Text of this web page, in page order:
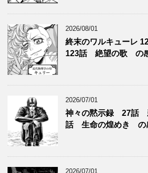
2026/08/01
終末のワルキューレ
123話 絶望の歌 の
2026/07/01
神々の黙示録 27話
話 生命の煌めき の
2026/07/01